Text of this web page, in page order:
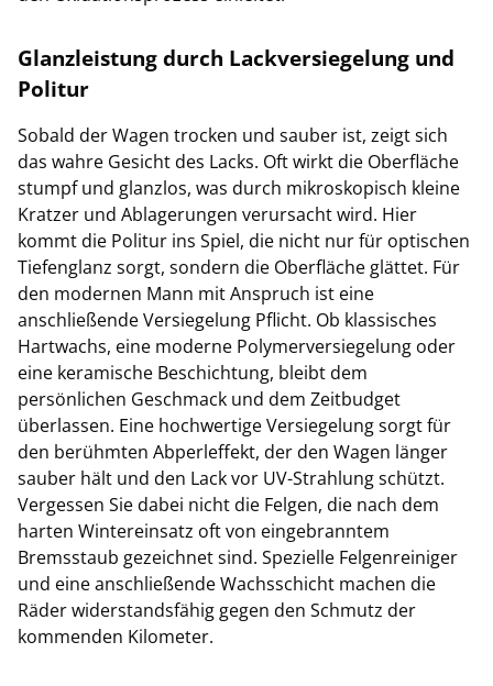
Glanzleistung durch Lackversiegelung und
Politur
Sobald der Wagen trocken und sauber ist, zeigt sich
das wahre Gesicht des Lacks. Oft wirkt die Oberfläche
stumpf und glanzlos, was durch mikroskopisch kleine
Kratzer und Ablagerungen verursacht wird. Hier
kommt die Politur ins Spiel, die nicht nur für optischen
Tiefenglanz sorgt, sondern die Oberfläche glättet. Für
den modernen Mann mit Anspruch ist eine
anschließende Versiegelung Pflicht. Ob klassisches
Hartwachs, eine moderne Polymerversiegelung oder
eine keramische Beschichtung, bleibt dem
persönlichen Geschmack und dem Zeitbudget
überlassen. Eine hochwertige Versiegelung sorgt für
den berühmten Abperleffekt, der den Wagen länger
sauber hält und den Lack vor UV-Strahlung schützt.
Vergessen Sie dabei nicht die Felgen, die nach dem
harten Wintereinsatz oft von eingebranntem
Bremsstaub gezeichnet sind. Spezielle Felgenreiniger
und eine anschließende Wachsschicht machen die
Räder widerstandsfähig gegen den Schmutz der
kommenden Kilometer.